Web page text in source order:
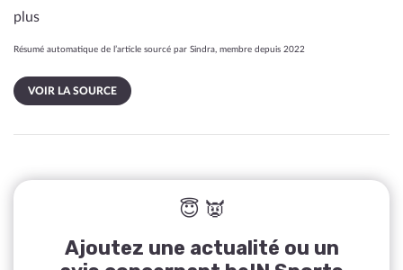
plus
Résumé automatique de l’article sourcé par Sindra, membre depuis 2022
VOIR LA SOURCE
😇 👿
Ajoutez une actualité ou un